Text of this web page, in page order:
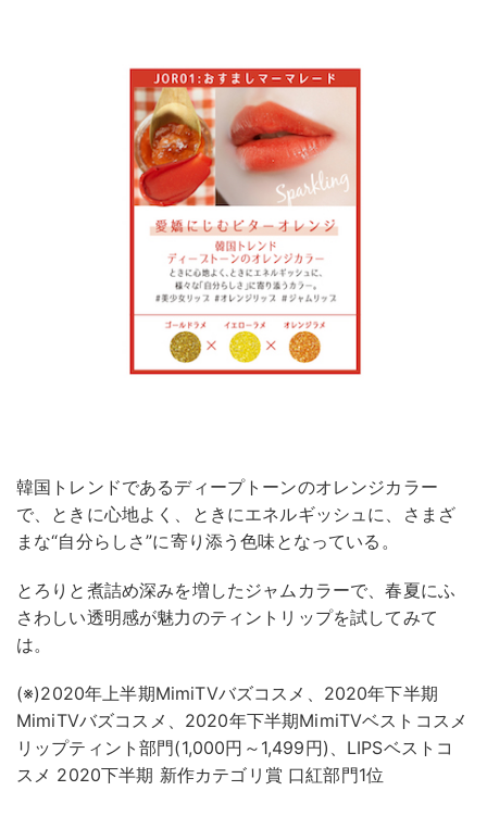
韓国トレンドであるディープトーンのオレンジカラー
で、ときに心地よく、ときにエネルギッシュに、さまざ
まな“自分らしさ”に寄り添う色味となっている。
とろりと煮詰め深みを増したジャムカラーで、春夏にふ
さわしい透明感が魅力のティントリップを試してみて
は。
(※)2020年上半期MimiTVバズコスメ、2020年下半期
MimiTVバズコスメ、2020年下半期MimiTVベストコスメ
リップティント部門(1,000円～1,499円)、LIPSベストコ
スメ 2020下半期 新作カテゴリ賞 口紅部門1位